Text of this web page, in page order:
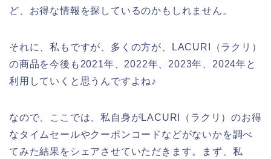
ど、お得な情報を探しているのかもしれません。
それに、私もですが、多くの方が、LACURI（ラクリ）
の商品を今後も2021年、2022年、2023年、2024年と
利用していくと思うんですよね♪
なので、ここでは、私自身がLACURI（ラクリ）のお得
なタイムセールやクーポンコードなどがないかを調べ
てみた結果をシェアさせていただきます。まず、私